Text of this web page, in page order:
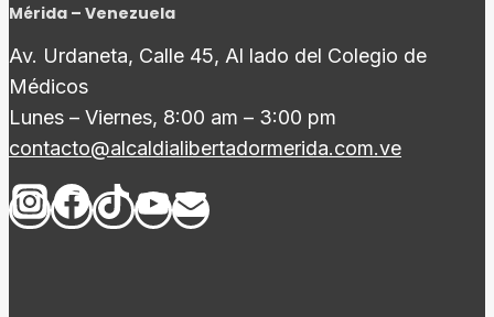
Mérida – Venezuela
Av. Urdaneta, Calle 45, Al lado del Colegio de
Médicos
Lunes – Viernes, 8:00 am – 3:00 pm
contacto@alcaldialibertadormerida.com.ve